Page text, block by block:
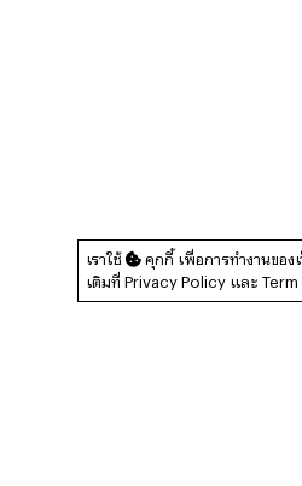
เราใช้
คุกกี้ เพื่อการทำงานของ
เติมที่ Privacy Policy และ